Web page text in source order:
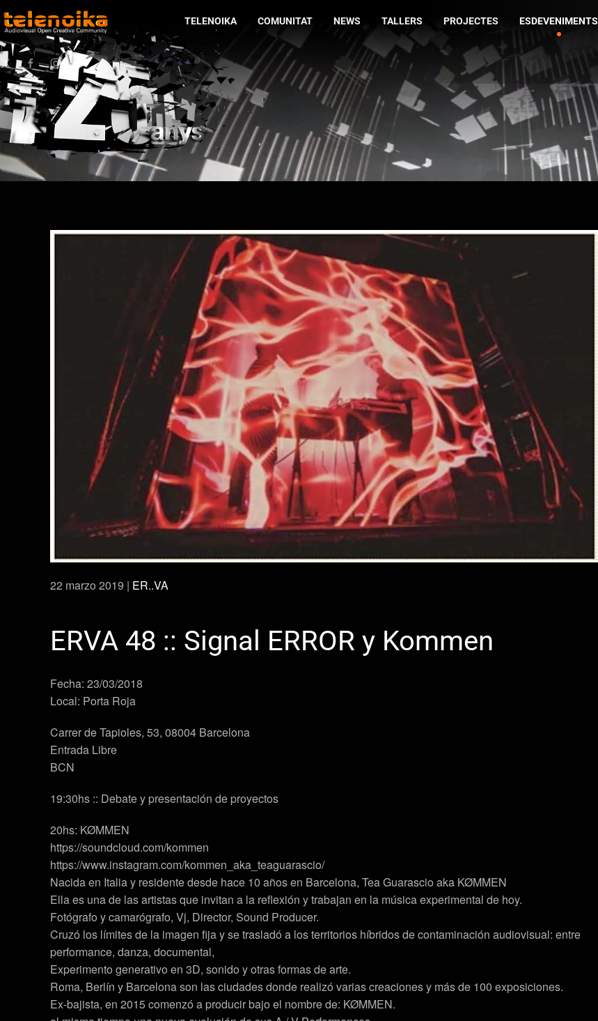
Ir al contenido principal
TELENOIKA COMUNITAT NEWS TALLERS PROJECTES ESDEVENIMENTS
22 marzo 2019 | ER..VA
ERVA 48 :: Signal ERROR y Kommen
Fecha: 23/03/2018
Local: Porta Roja
Carrer de Tapioles, 53, 08004 Barcelona
Entrada Libre
BCN
19:30hs :: Debate y presentación de proyectos
20hs: KØMMEN
https://soundcloud.com/kommen
https://www.instagram.com/kommen_aka_teaguarascio/
Nacida en Italia y residente desde hace 10 años en Barcelona, ​​Tea Guarascio aka KØMMEN
Ella es una de las artistas que invitan a la reflexión y trabajan en la música experimental de hoy.
Fotógrafo y camarógrafo, Vj, Director, Sound Producer.
Cruzó los límites de la imagen fija y se trasladó a los territorios híbridos de contaminación audiovisual: entre
performance, danza, documental,
Experimento generativo en 3D, sonido y otras formas de arte.
Roma, Berlín y Barcelona son las ciudades donde realizó varias creaciones y más de 100 exposiciones.
Ex-bajista, en 2015 comenzó a producir bajo el nombre de: KØMMEN.